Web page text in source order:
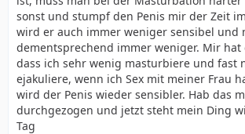
sonst und stumpf den Penis mir der Zeit
wird er auch immer weniger sensibel und
dementsprechend immer weniger. Mir hat
dass ich sehr wenig masturbiere und fast
ejakuliere, wenn ich Sex mit meiner Frau
wird der Penis wieder sensibler. Hab das
durchgezogen und jetzt steht mein Ding
Tag